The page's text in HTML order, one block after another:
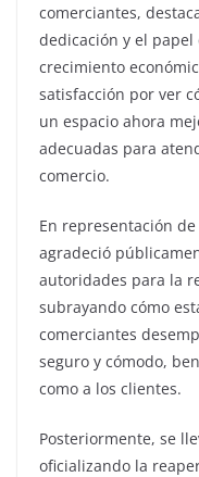
comerciantes,
dedicación y el
crecimiento
satisfacción por ver
un espacio ahora
adecuadas para
comercio.
En representación
agradeció
autoridades para la
subrayando cómo
comerciantes
seguro y cómodo,
como a los clientes.
Posteriormente, se
oficializando la